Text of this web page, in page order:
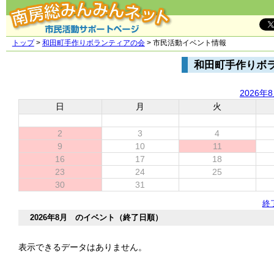
トップ> 和田町手作りボランティアの会> 市民活動イベント情報
和田町手作りボ
2026年
日
月 火
2 3
4
9
10
11
16
17
18
23
24
25
30
31
終
2026年8月 のイベント（終了日順）
表示できるデータはありません。